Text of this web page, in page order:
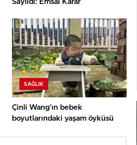
Sayıldı: Emsal Karar
SAĞLIK
Çinli Wang’ın bebek
boyutlarındaki yaşam öyküsü